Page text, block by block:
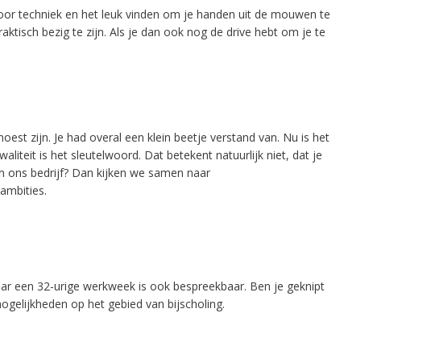
techniek en het leuk vinden om je handen uit de mouwen te
bezig te zijn. Als je dan ook nog de drive hebt om je te
zijn. Je had overal een klein beetje verstand van. Nu is het
is het sleutelwoord. Dat betekent natuurlijk niet, dat je
ons bedrijf? Dan kijken we samen naar
een 32-urige werkweek is ook bespreekbaar. Ben je geknipt
op het gebied van bijscholing.